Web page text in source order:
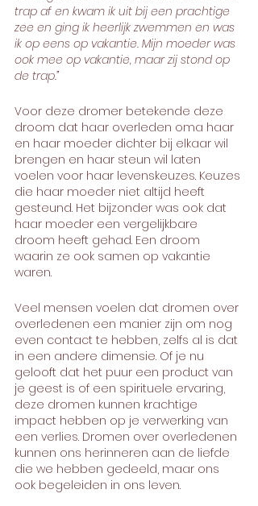
trap af en kwam ik uit bij een prachtige
zee en ging ik heerlijk zwemmen en was
ik op eens op vakantie. Mijn moeder was
ook mee op vakantie, maar zij stond op
de trap.”
Voor deze dromer betekende deze
droom dat haar overleden oma haar
en haar moeder dichter bij elkaar wil
brengen en haar steun wil laten
voelen voor haar levenskeuzes. Keuzes
die haar moeder niet altijd heeft
gesteund. Het bijzonder was ook dat
haar moeder een vergelijkbare
droom heeft gehad. Een droom
waarin ze ook samen op vakantie
waren.
Veel mensen voelen dat dromen over
overledenen een manier zijn om nog
even contact te hebben, zelfs al is dat
in een andere dimensie. Of je nu
gelooft dat het puur een product van
je geest is of een spirituele ervaring,
deze dromen kunnen krachtige
impact hebben op je verwerking van
een verlies. Dromen over overledenen
kunnen ons herinneren aan de liefde
die we hebben gedeeld, maar ons
ook begeleiden in ons leven.